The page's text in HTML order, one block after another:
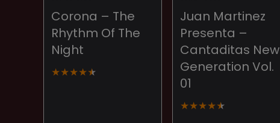
Corona – The
Rhythm Of The
Night
★★★★★
Juan Martinez
Presenta –
Cantaditas New
Generation Vol.
01
★★★★★